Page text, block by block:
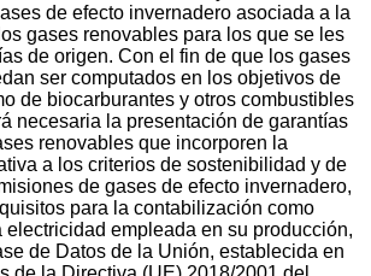
de efecto invernadero asociada a la
gases renovables para los que se les
de origen. Con el fin de que los gases
ser computados en los objetivos de
de biocarburantes y otros combustibles
necesaria la presentación de garantías
renovables que incorporen la
a los criterios de sostenibilidad y de
de gases de efecto invernadero,
para la contabilización como
electricidad empleada en su producción,
de Datos de la Unión, establecida en